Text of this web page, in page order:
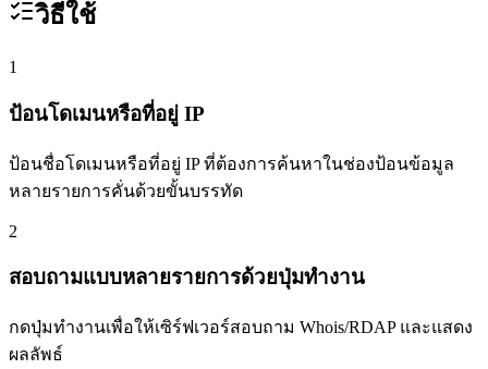
วิธีใช้
1
ป้อนโดเมนหรือที่อยู่ IP
ป้อนชื่อโดเมนหรือที่อยู่ IP ที่ต้องการค้นหาในช่องป้อนข้อมูล
หลายรายการคั่นด้วยขั้นบรรทัด
2
สอบถามแบบหลายรายการด้วยปุ่มทำงาน
กดปุ่มทำงานเพื่อให้เซิร์ฟเวอร์สอบถาม Whois/RDAP และแสดง
ผลลัพธ์